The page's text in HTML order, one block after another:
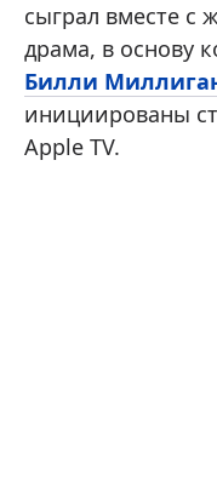
сыграл вместе с
драма, в основу
Билли
инициированы
Apple TV.